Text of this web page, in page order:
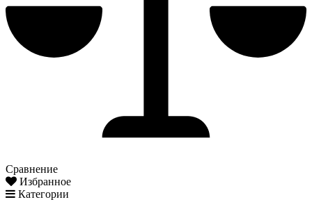
Сравнение
Избранное
Категории